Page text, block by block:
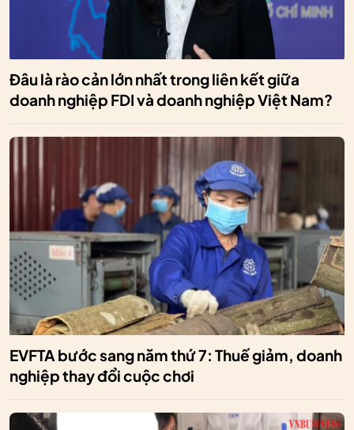
Đâu là rào cản lớn nhất trong liên kết giữa
doanh nghiệp FDI và doanh nghiệp Việt Nam?
EVFTA bước sang năm thứ 7: Thuế giảm, doanh
nghiệp thay đổi cuộc chơi